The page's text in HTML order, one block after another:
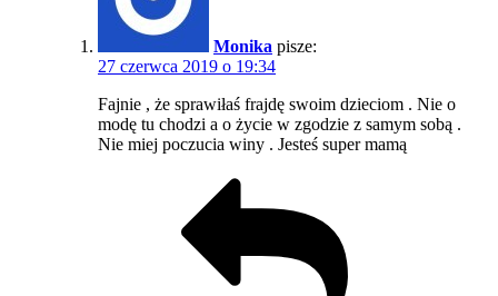
Monika pisze:
27 czerwca 2019 o 19:34
Fajnie , że sprawiłaś frajdę swoim dzieciom . Nie o
modę tu chodzi a o życie w zgodzie z samym sobą .
Nie miej poczucia winy . Jesteś super mamą